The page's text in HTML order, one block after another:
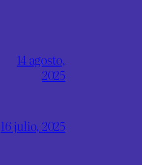
14 agosto,
2025
16 julio, 2025